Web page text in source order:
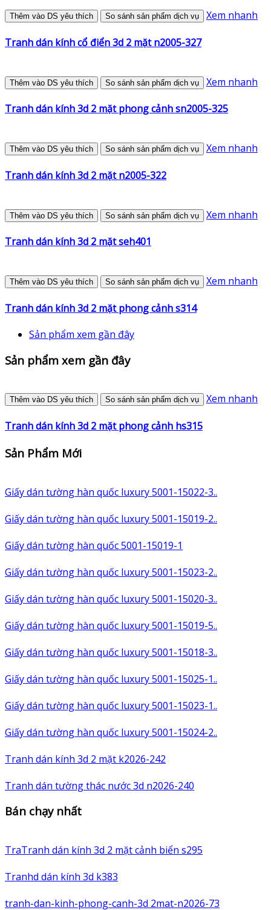
Thêm vào DS yêu thích So sánh sản phẩm dịch vụ Xem nhanh
Tranh dán kính cổ điển 3d 2 mặt n2005-327
Thêm vào DS yêu thích So sánh sản phẩm dịch vụ Xem nhanh
Tranh dán kính 3d 2 mặt phong cảnh sn2005-325
Thêm vào DS yêu thích So sánh sản phẩm dịch vụ Xem nhanh
Tranh dán kính 3d 2 mặt n2005-322
Thêm vào DS yêu thích So sánh sản phẩm dịch vụ Xem nhanh
Tranh dán kính 3d 2 mặt seh401
Thêm vào DS yêu thích So sánh sản phẩm dịch vụ Xem nhanh
Tranh dán kính 3d 2 mặt phong cảnh s314
Sản phẩm xem gần đây
Sản phẩm xem gần đây
Thêm vào DS yêu thích So sánh sản phẩm dịch vụ Xem nhanh
Tranh dán kính 3d 2 mặt phong cảnh hs315
Sản Phẩm Mới
Giấy dán tường hàn quốc luxury 5001-15022-3..
Giấy dán tường hàn quốc luxury 5001-15019-2..
Giấy dán tường hàn quốc 5001-15019-1
Giấy dán tường hàn quốc luxury 5001-15023-2..
Giấy dán tường hàn quốc luxury 5001-15020-3..
Giấy dán tường hàn quốc luxury 5001-15019-5..
Giấy dán tường hàn quốc luxury 5001-15018-3..
Giấy dán tường hàn quốc luxury 5001-15025-1..
Giấy dán tường hàn quốc luxury 5001-15023-1..
Giấy dán tường hàn quốc luxury 5001-15024-2..
Tranh dán kính 3d 2 mặt k2026-242
Tranh dán tường thác nước 3d n2026-240
Bán chạy nhất
TraTranh dán kính 3d 2 mặt cảnh biển s295
Tranhd dán kính 3d k383
tranh-dan-kinh-phong-canh-3d 2mat-n2026-73